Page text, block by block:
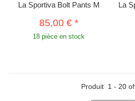
La Sportiva Bolt Pants M
85,00 €*
18 pièce en stock
La
Produit 1 - 20 of